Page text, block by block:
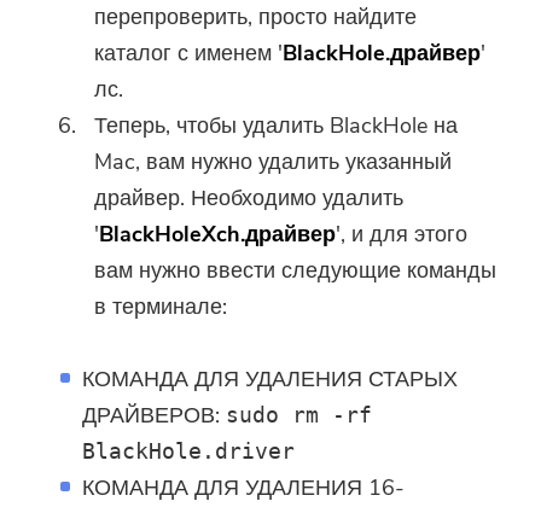
перепроверить, просто найдите
каталог с именем 'BlackHole.драйвер'
лс.
Теперь, чтобы удалить BlackHole на
Mac, вам нужно удалить указанный
драйвер. Необходимо удалить
'BlackHoleXch.драйвер', и для этого
вам нужно ввести следующие команды
в терминале:
КОМАНДА ДЛЯ УДАЛЕНИЯ СТАРЫХ
ДРАЙВЕРОВ: sudo rm -rf
BlackHole.driver
КОМАНДА ДЛЯ УДАЛЕНИЯ 16-
Вы почти закончили.
Подпишитесь на наши лучшие
предложения и новости о
приложениях iMyMac.
Горячая подсказка
Это программное обеспечение
программное обеспечение
можно загрузить и
использовать только на Mac.
Вы можете ввести свой адрес
электронной почты, чтобы
скачивания и код купона. Если
вы хотите купить программное
обеспечение, пожалуйста,
нажмитемагазин.